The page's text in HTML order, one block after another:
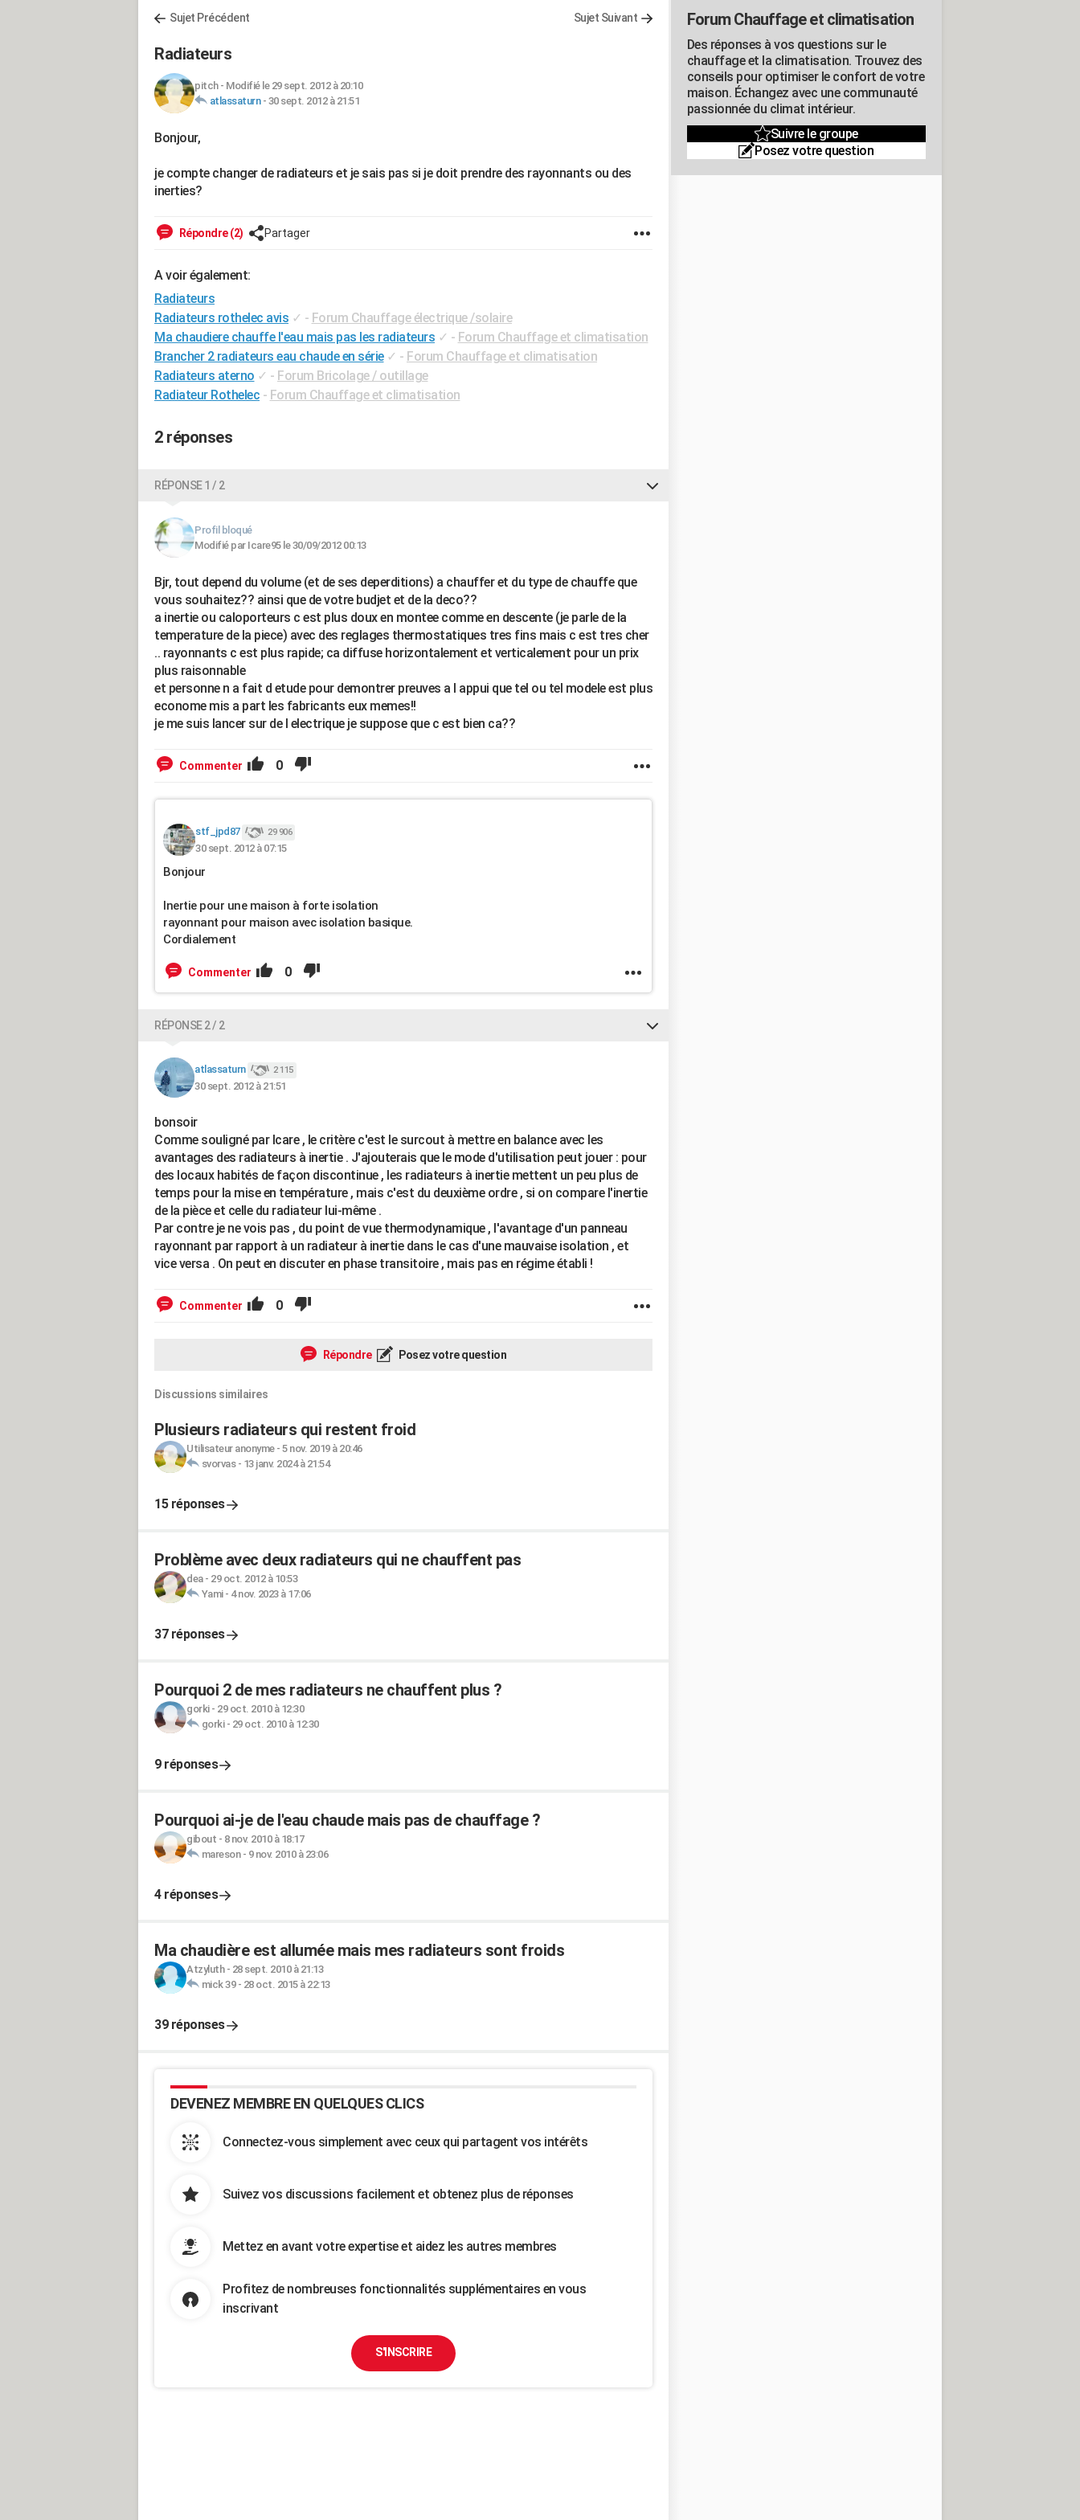
Sujet Précédent Sujet Suivant
Radiateurs
pitch- Modifié le 29 sept. 2012 à 20:10
atlassaturn- 30 sept. 2012 à 21:51
Bonjour,
je compte changer de radiateurs et je sais pas si je doit prendre des rayonnants ou des
inerties?
Répondre (2) Partager
A voir également:
Radiateurs
Radiateurs rothelec avis ✓ - Forum Chauffage électrique /solaire
Ma chaudiere chauffe l'eau mais pas les radiateurs ✓ - Forum Chauffage et climatisation
Brancher 2 radiateurs eau chaude en série ✓ - Forum Chauffage et climatisation
Radiateurs aterno ✓ - Forum Bricolage / outillage
Radiateur Rothelec - Forum Chauffage et climatisation
2 réponses
RÉPONSE 1 / 2
Profil bloqué
Modifié par Icare95 le 30/09/2012 00:13
Bjr, tout depend du volume (et de ses deperditions) a chauffer et du type de chauffe que
vous souhaitez?? ainsi que de votre budjet et de la deco??
a inertie ou caloporteurs c est plus doux en montee comme en descente (je parle de la
temperature de la piece) avec des reglages thermostatiques tres fins mais c est tres cher
.. rayonnants c est plus rapide; ca diffuse horizontalement et verticalement pour un prix
plus raisonnable
et personne n a fait d etude pour demontrer preuves a l appui que tel ou tel modele est plus
econome mis a part les fabricants eux memes!!
je me suis lancer sur de l electrique je suppose que c est bien ca??
Commenter 0
stf_jpd87 29 906
30 sept. 2012 à 07:15
Bonjour
Inertie pour une maison à forte isolation
rayonnant pour maison avec isolation basique.
Cordialement
Commenter 0
RÉPONSE 2 / 2
atlassaturn 2 115
30 sept. 2012 à 21:51
bonsoir
Comme souligné par Icare , le critère c'est le surcout à mettre en balance avec les
avantages des radiateurs à inertie . J'ajouterais que le mode d'utilisation peut jouer : pour
des locaux habités de façon discontinue , les radiateurs à inertie mettent un peu plus de
temps pour la mise en température , mais c'est du deuxième ordre , si on compare l'inertie
de la pièce et celle du radiateur lui-même .
Par contre je ne vois pas , du point de vue thermodynamique , l'avantage d'un panneau
rayonnant par rapport à un radiateur à inertie dans le cas d'une mauvaise isolation , et
vice versa . On peut en discuter en phase transitoire , mais pas en régime établi !
Commenter 0
Répondre Posez votre question
Discussions similaires
Plusieurs radiateurs qui restent froid
Utilisateur anonyme- 5 nov. 2019 à 20:46
svorvas- 13 janv. 2024 à 21:54
15 réponses
Problème avec deux radiateurs qui ne chauffent pas
dea- 29 oct. 2012 à 10:53
Yami- 4 nov. 2023 à 17:06
37 réponses
Pourquoi 2 de mes radiateurs ne chauffent plus ?
gorki- 29 oct. 2010 à 12:30
gorki- 29 oct. 2010 à 12:30
9 réponses
Pourquoi ai-je de l'eau chaude mais pas de chauffage ?
gibout - 8 nov. 2010 à 18:17
mareson- 9 nov. 2010 à 23:06
4 réponses
Ma chaudière est allumée mais mes radiateurs sont froids
Atzyluth- 28 sept. 2010 à 21:13
mick 39- 28 oct. 2015 à 22:13
39 réponses
DEVENEZ MEMBRE EN QUELQUES CLICS
Connectez-vous simplement avec ceux qui partagent vos intérêts
Suivez vos discussions facilement et obtenez plus de réponses
Mettez en avant votre expertise et aidez les autres membres
Profitez de nombreuses fonctionnalités supplémentaires en vous
inscrivant
S'INSCRIRE
Forum Chauffage et climatisation
Des réponses à vos questions sur le
chauffage et la climatisation. Trouvez des
conseils pour optimiser le confort de votre
maison. Échangez avec une communauté
passionnée du climat intérieur.
Suivre le groupe
Posez votre question